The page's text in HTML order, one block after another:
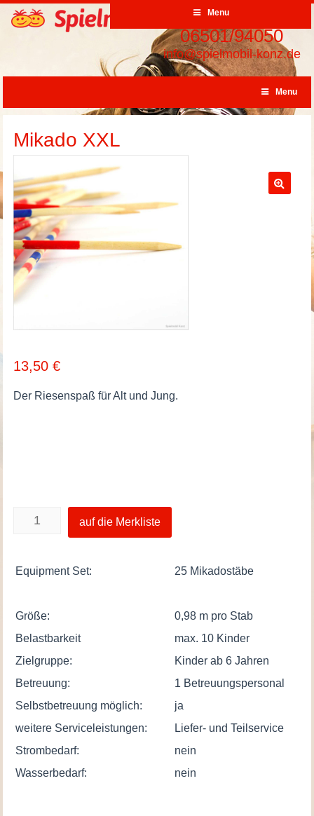
Menu
06501/94050
info@spielmobil-konz.de
Menu
Mikado XXL
13,50€
Der Riesenspaß für Alt und Jung.
Mikado
auf die Merkliste
Equipment Set: 25 Mikadostäbe
Größe:
0,98 m pro Stab
Belastbarkeit
max. 10 Kinder
Zielgruppe:
Kinder ab 6 Jahren
Betreuung:
1 Betreuungspersonal
Selbstbetreuung möglich:
ja
weitere Serviceleistungen:
Liefer- und Teilservice
Strombedarf:
nein
Wasserbedarf:
nein